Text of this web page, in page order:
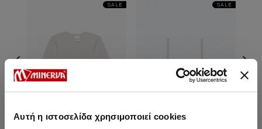
Αυτή η ιστοσελίδα χρησιμοποιεί cookies
SALE SALE